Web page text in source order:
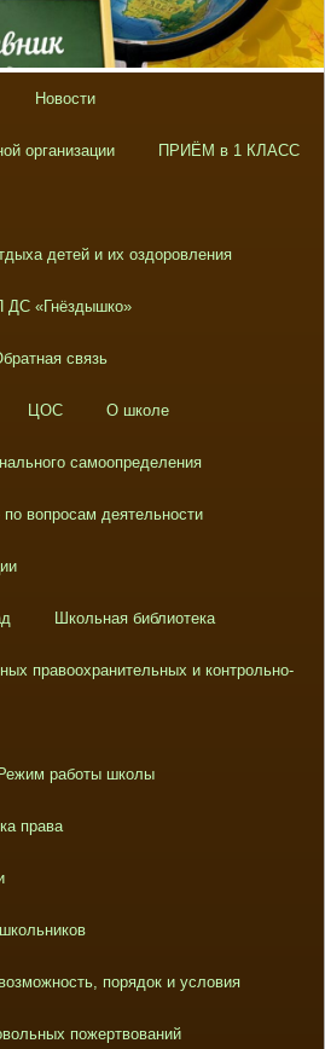
Новости
организации ПРИЁМ в 1 КЛАСС
детей и их оздоровления
ДС «Гнёздышко»
связь
ЦОС О школе
самоопределения
вопросам деятельности
Школьная библиотека
правоохранительных и контрольно-
работы школы
права
порядок и условия
пожертвований